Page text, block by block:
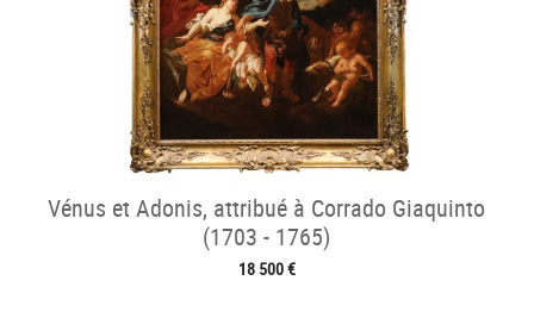
Vénus et Adonis, attribué à Corrado Giaquinto
(1703 - 1765)
18 500 €